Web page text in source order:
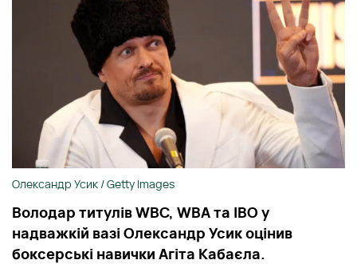
Олександр Усик / Getty Images
Володар титулів WBC, WBA та IBO у
надважкій вазі Олександр Усик оцінив
боксерські навички Агіта Кабаєла.